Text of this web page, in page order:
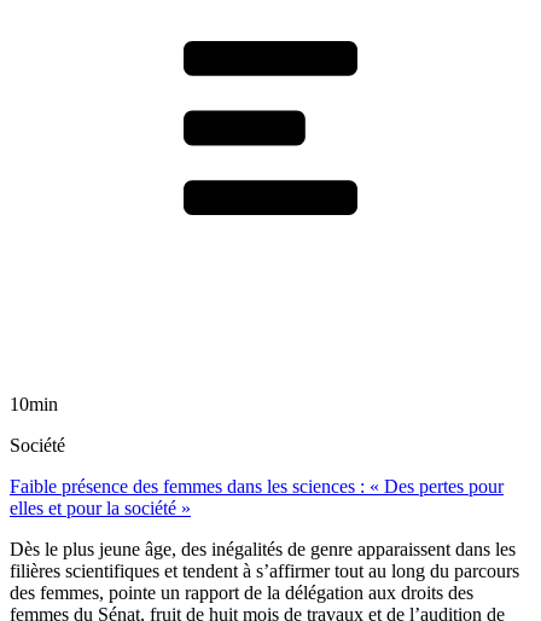
10min
Société
Faible présence des femmes dans les sciences : « Des pertes pour
elles et pour la société »
Dès le plus jeune âge, des inégalités de genre apparaissent dans les
filières scientifiques et tendent à s’affirmer tout au long du parcours
des femmes, pointe un rapport de la délégation aux droits des
femmes du Sénat, fruit de huit mois de travaux et de l’audition de